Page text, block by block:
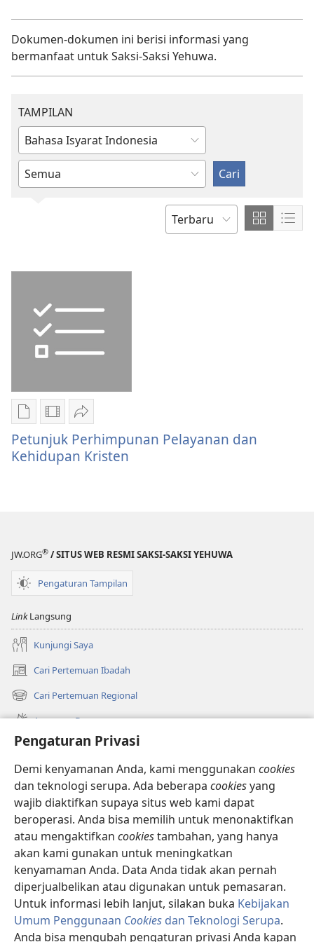
Pengaturan Privasi
Demi kenyamanan Anda, kami menggunakan cookies
dan teknologi serupa. Ada beberapa cookiesyang
wajib diaktifkan supaya situs web kami dapat
beroperasi. Anda bisa memilih untuk menonaktifkan
atau mengaktifkan cookiestambahan, yang hanya
akan kami gunakan untuk meningkatkan
kenyamaman Anda. Data Anda tidak akan pernah
diperjualbelikan atau digunakan untuk pemasaran.
Untuk informasi lebih lanjut, silakan buka Kebijakan
Umum Penggunaan Cookies dan Teknologi Serupa.
Anda bisa mengubah pengaturan privasi Anda kapan
Dokumen-dokumen ini berisi informasi yang
bermanfaat untuk Saksi-Saksi Yehuwa.
TAMPILAN
Ketik
atau
pilih
Masukkan
atau
URUTKAN
Tampilkan
Pilihan
download
publikasi
Petunjuk
Kristen
Pilihan
download
video
Petunjuk
Kristen
Bagikan
Petunjuk
Perhimpunan
Petunjuk Perhimpunan Pelayanan dan
Kehidupan Kristen
JW.ORG® / SITUS WEB RESMI SAKSI-SAKSI YEHUWA
Pengaturan Tampilan
LinkLangsung
Kunjungi Saya
Cari Pertemuan Ibadah
(terbuka
di
window
baru)
Cari Pertemuan Regional
(terbuka
di
baru)
Apa yang Baru
Video
Cari
Sumbangan
(terbuka
di
window
baru)
PERPUSTAKAAN ONLINE Menara Pengawal
(terbuka
di
window
baru)
JW Hub ®
(terbuka
di
window
baru)